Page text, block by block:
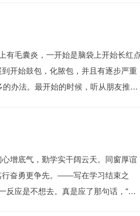
有毛囊炎，一开始是脑袋上开始长红
开始鼓包，化脓包，并且有逐步严重
办法。最开始的时候，听从朋友推荐
，头发一...
增底气，勤学实干阔云天。同窗厚谊
行奋勇更争先。——写在学习结束之
反应是不想去。真是应了那句话，“去